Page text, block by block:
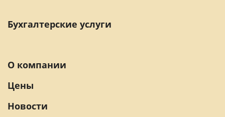
Бухгалтерские услуги
О компании
Цены
Новости